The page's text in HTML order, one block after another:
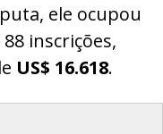
ele ocupou
inscrições,
US$ 16.618.